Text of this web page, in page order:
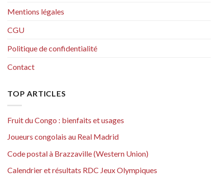
Mentions légales
CGU
Politique de confidentialité
Contact
TOP ARTICLES
Fruit du Congo : bienfaits et usages
Joueurs congolais au Real Madrid
Code postal à Brazzaville (Western Union)
Calendrier et résultats RDC Jeux Olympiques